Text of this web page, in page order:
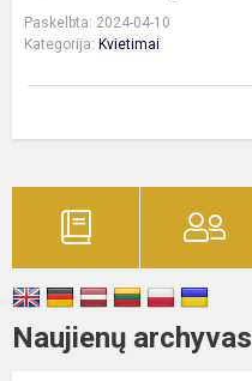
Paskelbta: 2024-04-10
Kategorija: Kvietimai
Naujienų archyvas